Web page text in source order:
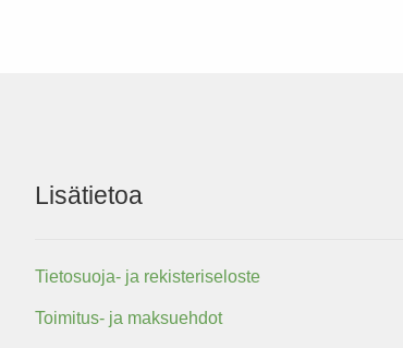
Lisätietoa
Tietosuoja- ja rekisteriseloste
Toimitus- ja maksuehdot